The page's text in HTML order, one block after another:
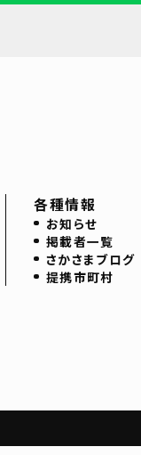
各種情報
お知らせ
掲載者一覧
さかさまブログ
提携市町村